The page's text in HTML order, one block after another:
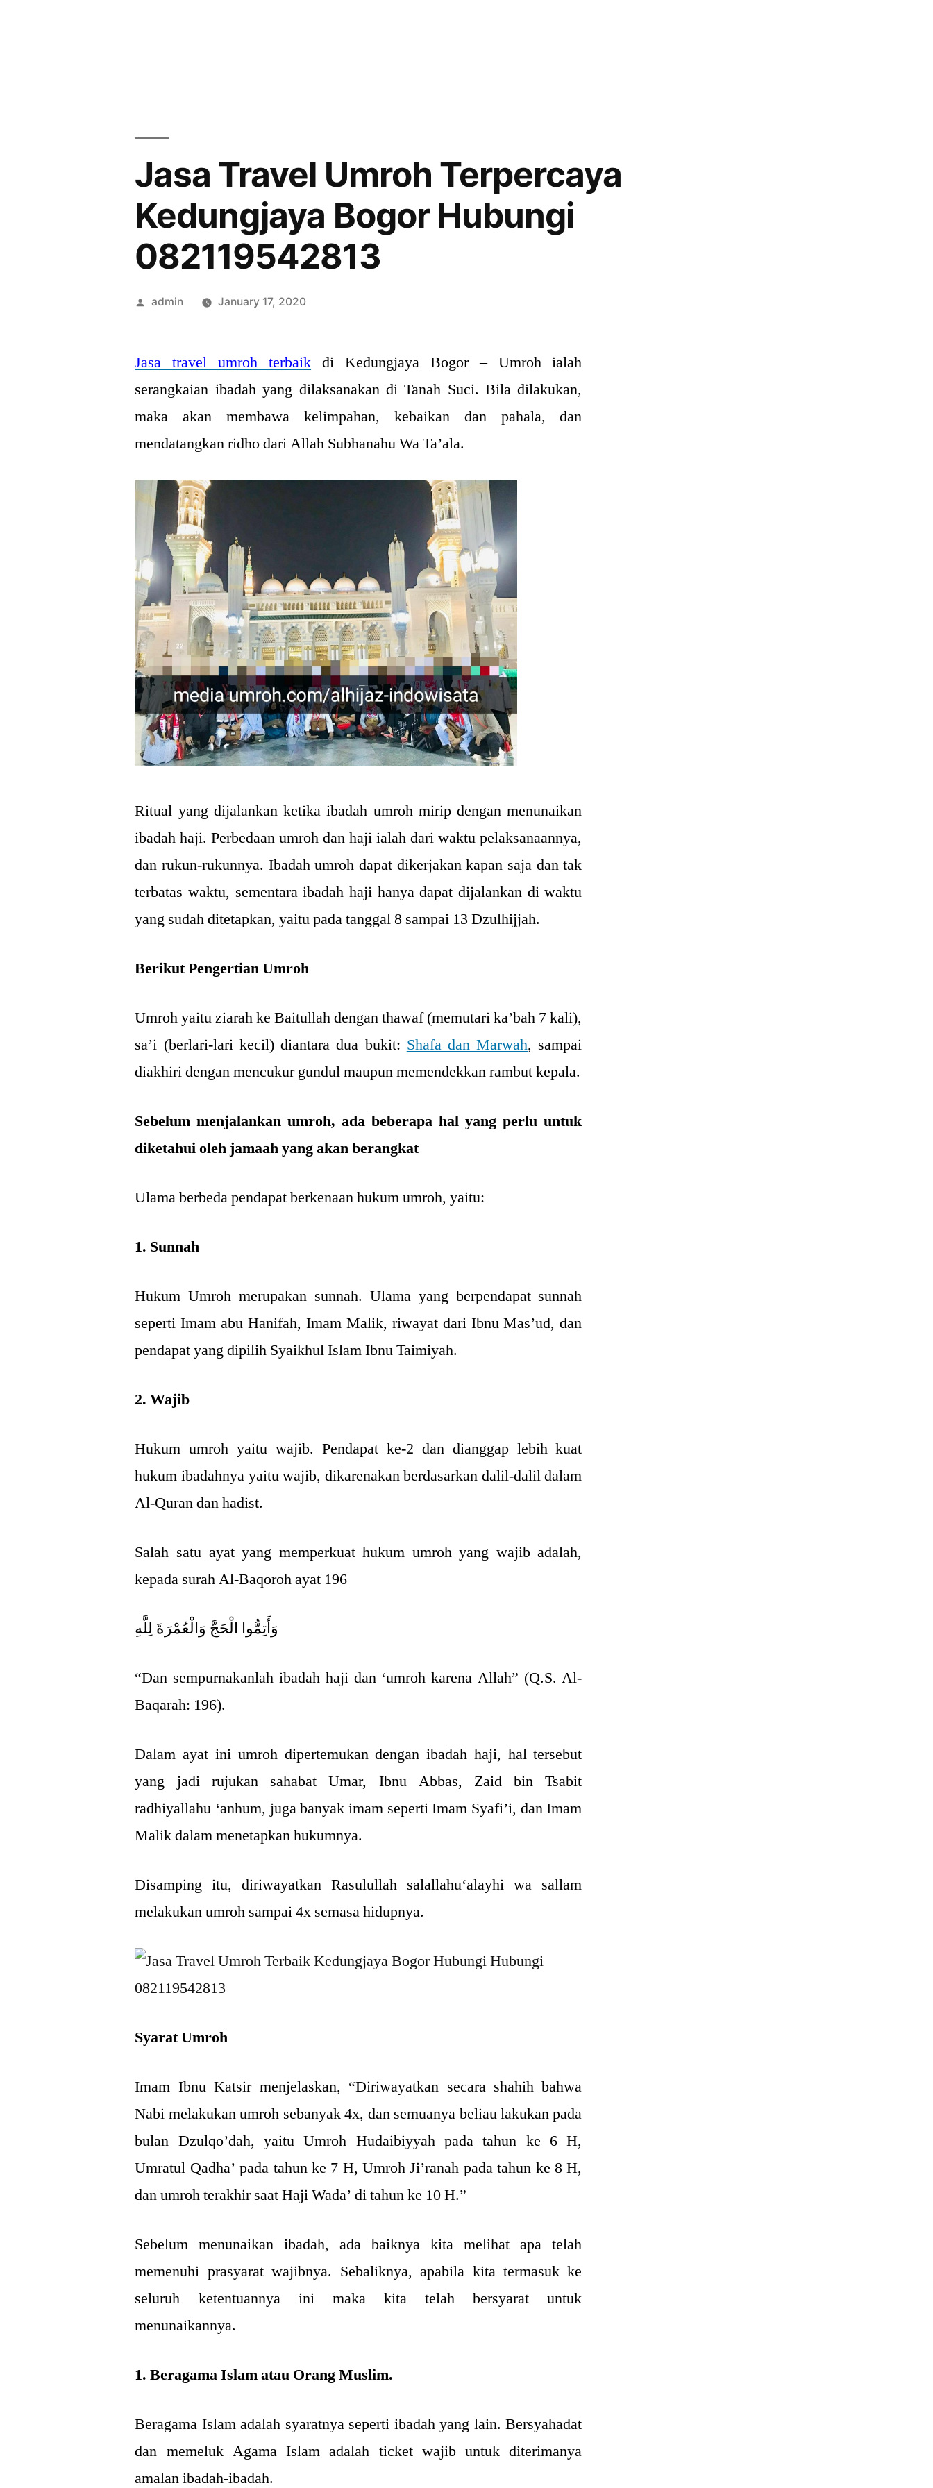
Jasa Travel Umroh Terpercaya
Kedungjaya Bogor Hubungi
082119542813
Posted
admin January 17, 2020
Jasa travel umroh terbaik di Kedungjaya Bogor – Umroh ialah
serangkaian ibadah yang dilaksanakan di Tanah Suci. Bila dilakukan,
maka akan membawa kelimpahan, kebaikan dan pahala, dan
mendatangkan ridho dari Allah Subhanahu Wa Ta’ala.
Ritual yang dijalankan ketika ibadah umroh mirip dengan menunaikan
ibadah haji. Perbedaan umroh dan haji ialah dari waktu pelaksanaannya,
dan rukun-rukunnya. Ibadah umroh dapat dikerjakan kapan saja dan tak
terbatas waktu, sementara ibadah haji hanya dapat dijalankan di waktu
yang sudah ditetapkan, yaitu pada tanggal 8 sampai 13 Dzulhijjah.
Berikut Pengertian Umroh
Umroh yaitu ziarah ke Baitullah dengan thawaf (memutari ka’bah 7 kali),
sa’i (berlari-lari kecil) diantara dua bukit: Shafa dan Marwah, sampai
diakhiri dengan mencukur gundul maupun memendekkan rambut kepala.
Sebelum menjalankan umroh, ada beberapa hal yang perlu untuk
diketahui oleh jamaah yang akan berangkat
Ulama berbeda pendapat berkenaan hukum umroh, yaitu:
1. Sunnah
Hukum Umroh merupakan sunnah. Ulama yang berpendapat sunnah
seperti Imam abu Hanifah, Imam Malik, riwayat dari Ibnu Mas’ud, dan
pendapat yang dipilih Syaikhul Islam Ibnu Taimiyah.
2. Wajib
Hukum umroh yaitu wajib. Pendapat ke-2 dan dianggap lebih kuat
hukum ibadahnya yaitu wajib, dikarenakan berdasarkan dalil-dalil dalam
Al-Quran dan hadist.
Salah satu ayat yang memperkuat hukum umroh yang wajib adalah,
kepada surah Al-Baqoroh ayat 196
وَأَتِمُّوا الْحَجَّ وَالْعُمْرَةَ لِلَّهِ
“Dan sempurnakanlah ibadah haji dan ‘umroh karena Allah” (Q.S. Al-
Baqarah: 196).
Dalam ayat ini umroh dipertemukan dengan ibadah haji, hal tersebut
yang jadi rujukan sahabat Umar, Ibnu Abbas, Zaid bin Tsabit
radhiyallahu ‘anhum, juga banyak imam seperti Imam Syafi’i, dan Imam
Malik dalam menetapkan hukumnya.
Disamping itu, diriwayatkan Rasulullah salallahu‘alayhi wa sallam
melakukan umroh sampai 4x semasa hidupnya.
Syarat Umroh
Imam Ibnu Katsir menjelaskan, “Diriwayatkan secara shahih bahwa
Nabi melakukan umroh sebanyak 4x, dan semuanya beliau lakukan pada
bulan Dzulqo’dah, yaitu Umroh Hudaibiyyah pada tahun ke 6 H,
Umratul Qadha’ pada tahun ke 7 H, Umroh Ji’ranah pada tahun ke 8 H,
dan umroh terakhir saat Haji Wada’ di tahun ke 10 H.”
Sebelum menunaikan ibadah, ada baiknya kita melihat apa telah
memenuhi prasyarat wajibnya. Sebaliknya, apabila kita termasuk ke
seluruh ketentuannya ini maka kita telah bersyarat untuk
menunaikannya.
1. Beragama Islam atau Orang Muslim.
Beragama Islam adalah syaratnya seperti ibadah yang lain. Bersyahadat
dan memeluk Agama Islam adalah ticket wajib untuk diterimanya
amalan ibadah-ibadah.